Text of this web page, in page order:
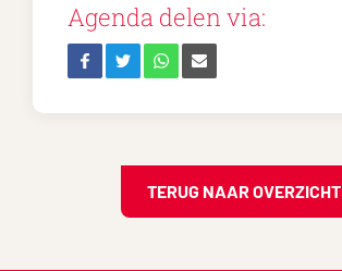
Agenda delen via:
TERUG NAAR OVERZICHT